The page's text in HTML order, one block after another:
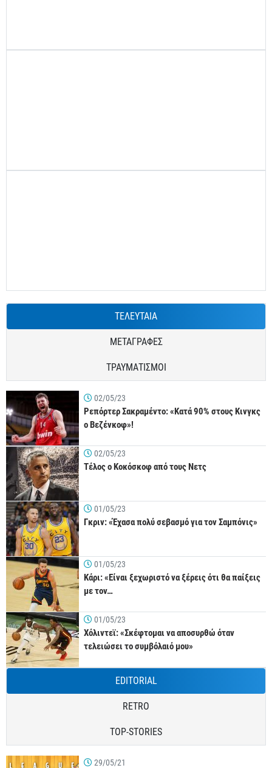
ΤΕΛΕΥΤΑΙΑ
ΜΕΤΑΓΡΑΦΕΣ
ΤΡΑΥΜΑΤΙΣΜΟΙ
02/05/23
Ρεπόρτερ Σακραμέντο: «Κατά 90% στους Κινγκς
ο Βεζένκοφ»!
02/05/23
Τέλος ο Κοκόσκοφ από τους Νετς
01/05/23
Γκριν: «Έχασα πολύ σεβασμό για τον Σαμπόνις»
01/05/23
Κάρι: «Είναι ξεχωριστό να ξέρεις ότι θα παίξεις
με τον…
01/05/23
Χόλιντεϊ: «Σκέφτομαι να αποσυρθώ όταν
τελειώσει το συμβόλαιό μου»
EDITORIAL
RETRO
TOP-STORIES
29/05/21